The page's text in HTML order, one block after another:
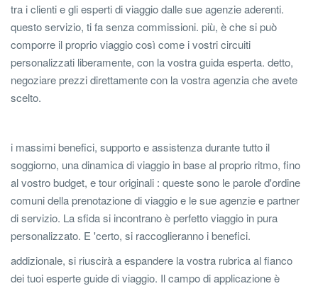
tra i clienti e gli esperti di viaggio dalle sue agenzie aderenti.
questo servizio, ti fa senza commissioni. più, è che si può
comporre il proprio viaggio così come i vostri circuiti
personalizzati liberamente, con la vostra guida esperta. detto,
negoziare prezzi direttamente con la vostra agenzia che avete
scelto.
i massimi benefici, supporto e assistenza durante tutto il
soggiorno, una dinamica di viaggio in base al proprio ritmo, fino
al vostro budget, e tour originali : queste sono le parole d'ordine
comuni della prenotazione di viaggio e le sue agenzie e partner
di servizio. La sfida si incontrano è perfetto viaggio in pura
personalizzato. E 'certo, si raccoglieranno i benefici.
addizionale, si riuscirà a espandere la vostra rubrica al fianco
dei tuoi esperte guide di viaggio. Il campo di applicazione è